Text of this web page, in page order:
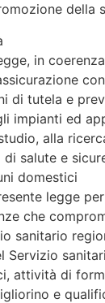
della
in
di tutela e
impianti ed
alla
salute e
domestici
legge
che
sanitario
Servizio
attività di
e